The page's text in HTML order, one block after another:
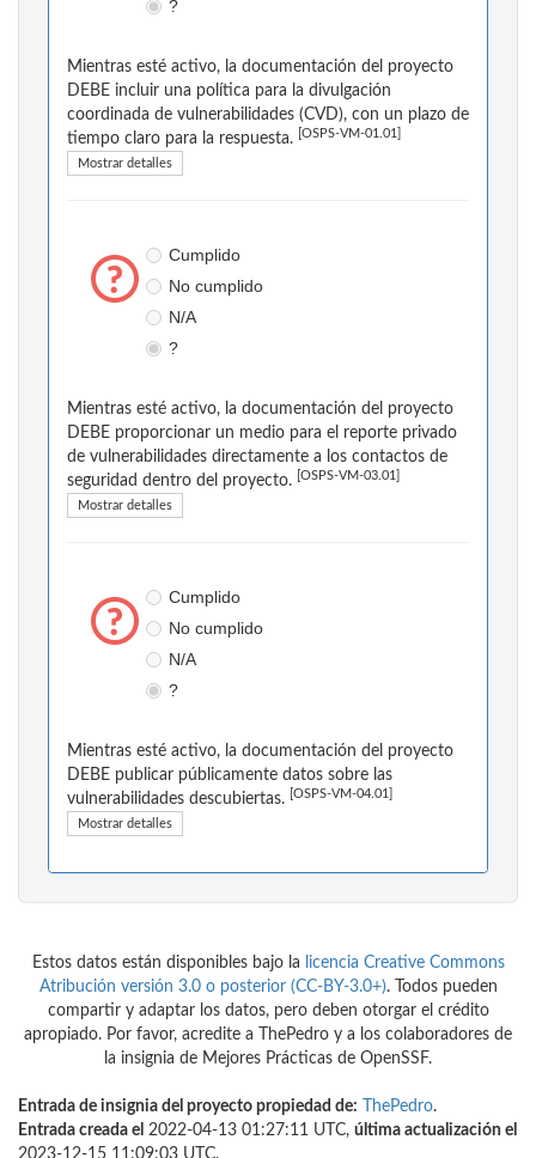
?
Mientras esté activo, la documentación del proyecto
DEBE incluir una política para la divulgación
coordinada de vulnerabilidades (CVD), con un plazo de
tiempo claro para la respuesta.
[OSPS-VM-01.01]
Mostrar detalles
Cumplido
No cumplido
N/A
?
Mientras esté activo, la documentación del proyecto
DEBE proporcionar un medio para el reporte privado
de vulnerabilidades directamente a los contactos de
seguridad dentro del proyecto.
[OSPS-VM-03.01]
Mostrar detalles
Cumplido
No cumplido
N/A
?
Mientras esté activo, la documentación del proyecto
DEBE publicar públicamente datos sobre las
vulnerabilidades descubiertas.
[OSPS-VM-04.01]
Mostrar detalles
Estos datos están disponibles bajo la
licencia Creative Commons
Atribución versión 3.0 o posterior (CC-BY-3.0+). Todos pueden
compartir y adaptar los datos, pero deben otorgar el crédito
apropiado. Por favor, acredite a ThePedro y a los colaboradores de
la insignia de Mejores Prácticas de OpenSSF.
Entrada de insignia del proyecto propiedad de: ThePedro.
Entrada creada el 2022-04-13 01:27:11 UTC, última actualización el